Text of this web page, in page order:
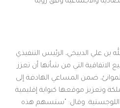
علي الدبيخي، الرئيس التنفيذي
التي من شأنها أن تعزز
ضمن المساعي الهادفة إلى
وتعزيز موقعها كبوابة إقليمية
اللوجستية. وقال: "ستسهم هذه